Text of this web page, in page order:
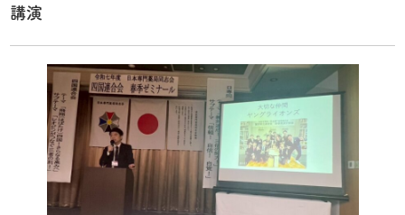
講演